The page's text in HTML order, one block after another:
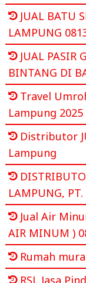
JUAL BATU
LAMPUNG
JUAL PASIR
BINTANG DI
Travel
Lampung
Distributor
Lampung
LAMPUNG,
Jual Air
AIR MINUM )
Rumah
RSL Jasa